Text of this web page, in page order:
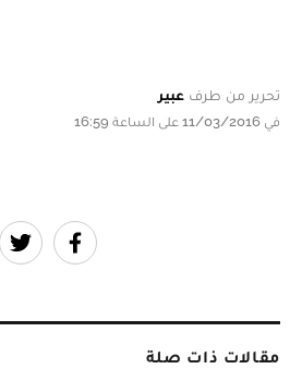
تحرير من طرف عبير
في 11/03/2016 على الساعة 16:59
مقالات ذات صلة